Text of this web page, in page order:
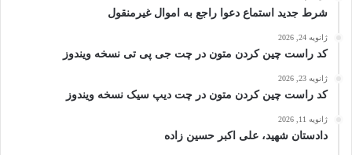
شرط جدید استماع دعوا راجع به اموال غیرمنقول
ژانویه 24, 2026
کد راست چین کردن متون در چت جی پی تی نسخه ویندوز
ژانویه 23, 2026
کد راست چین کردن متون در چت دیپ سیک نسخه ویندوز
ژانویه 11, 2026
دادستان شهید، علی اکبر حسین زاده